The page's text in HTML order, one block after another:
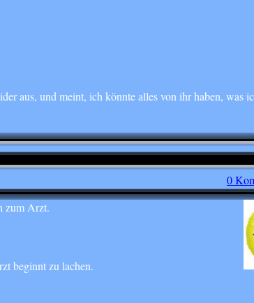
aus, und meint, ich könnte alles von ihr haben, was
0
zum Arzt.
beginnt zu lachen.